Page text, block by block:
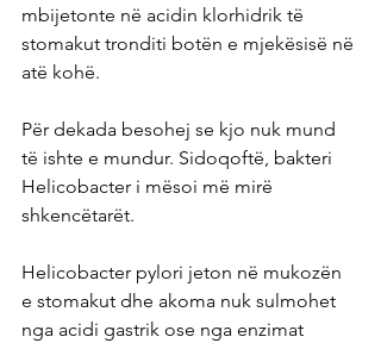
mbijetonte në acidin klorhidrik të
stomakut tronditi botën e mjekësisë në
atë kohë.
Për dekada besohej se kjo nuk mund
të ishte e mundur. Sidoqoftë, bakteri
Helicobacter i mësoi më mirë
shkencëtarët.
Helicobacter pylori jeton në mukozën
e stomakut dhe akoma nuk sulmohet
nga acidi gastrik ose nga enzimat